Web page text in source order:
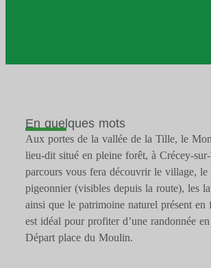
En quelques mots
Aux portes de la vallée de la Tille, le
lieu-dit situé en pleine forêt, à Crécey-
parcours vous fera découvrir le village, le
pigeonnier (visibles depuis la route), les
ainsi que le patrimoine naturel présent en
est idéal pour profiter d’une randonnée
Départ place du Moulin.